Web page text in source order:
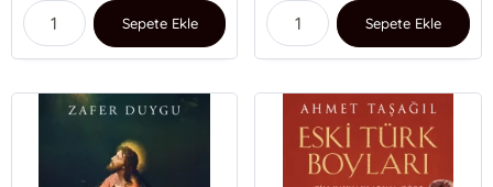
Sepete Ekle Sepete Ekle